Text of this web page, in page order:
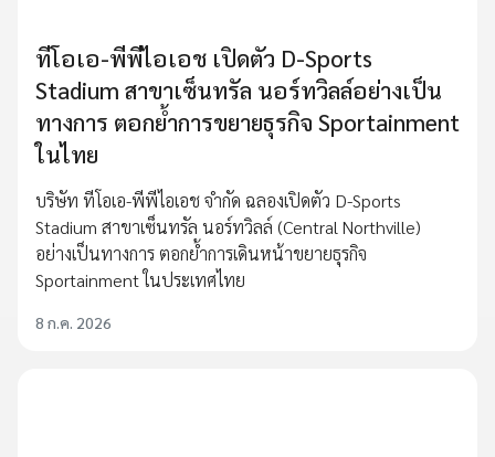
ทีโอเอ-พีพีไอเอช เปิดตัว D-Sports
Stadium สาขาเซ็นทรัล นอร์ทวิลล์อย่างเป็น
ทางการ ตอกย้ำการขยายธุรกิจ Sportainment
ในไทย
บริษัท ทีโอเอ-พีพีไอเอช จำกัด ฉลองเปิดตัว D-Sports
Stadium สาขาเซ็นทรัล นอร์ทวิลล์ (Central Northville)
อย่างเป็นทางการ ตอกย้ำการเดินหน้าขยายธุรกิจ
Sportainment ในประเทศไทย
8 ก.ค. 2026